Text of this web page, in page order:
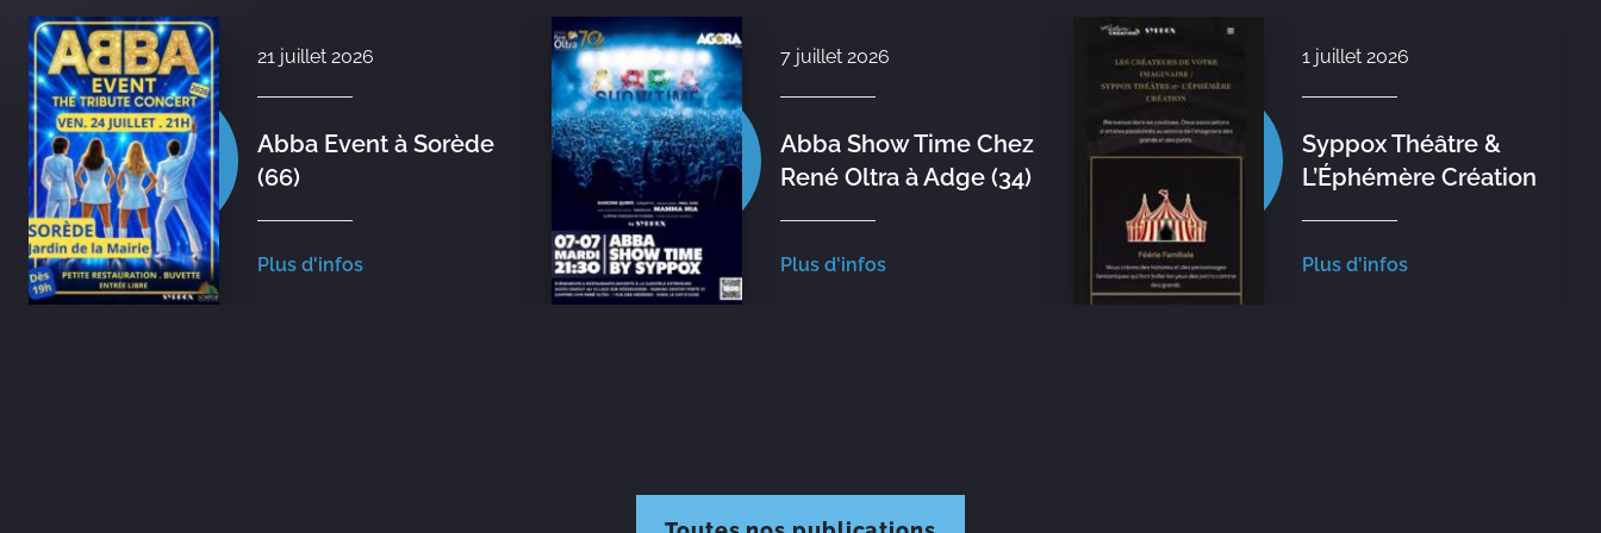
21 juillet 2026
Abba Event à Sorède
(66)
Plus d'infos
7 juillet 2026
Abba Show Time Chez
René Oltra à Adge (34)
Plus d'infos
1 juillet 2026
Syppox Théâtre &
L’Éphémère Création
Plus d'infos